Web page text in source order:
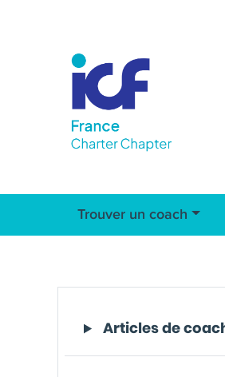
Trouver un coach
Articles de